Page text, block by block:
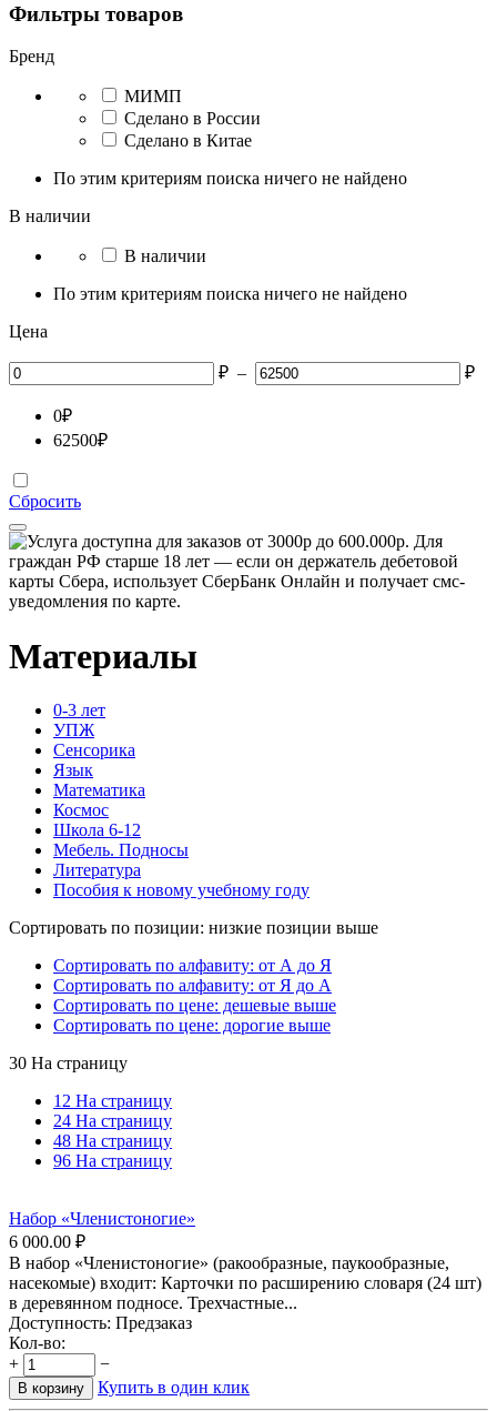
Фильтры товаров
Бренд
МИМП
Сделано в России
Сделано в Китае
По этим критериям поиска ничего не найдено
В наличии
В наличии
По этим критериям поиска ничего не найдено
Цена
₽ – ₽
0₽
62500₽
Сбросить
Материалы
0-3 лет
УПЖ
Сенсорика
Язык
Математика
Космос
Школа 6-12
Мебель. Подносы
Литература
Пособия к новому учебному году
Сортировать по позиции: низкие позиции выше
Сортировать по алфавиту: от А до Я
Сортировать по алфавиту: от Я до А
Сортировать по цене: дешевые выше
Сортировать по цене: дорогие выше
30 На страницу
12 На страницу
24 На страницу
48 На страницу
96 На страницу
Набор «Членистоногие»
6 000.00 ₽
В набор «Членистоногие» (ракообразные, паукообразные,
насекомые) входит: Карточки по расширению словаря (24 шт)
в деревянном подносе. Трехчастные...
Доступность: Предзаказ
Кол-во:
+
−
В корзину Купить в один клик